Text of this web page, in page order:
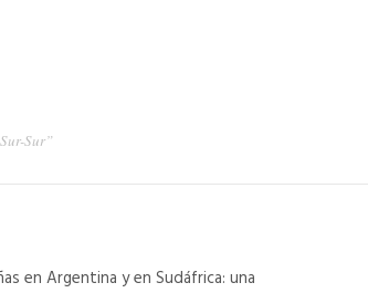
Sur”
en Argentina y en Sudáfrica: una